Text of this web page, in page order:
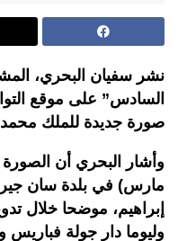
نشر سفيان البحري،
السادس” على موقع
صورة جديدة للملك
مارس) في بلدة سان
إبراهيم، موضحا خلال
وليوما دار جولة فباريس